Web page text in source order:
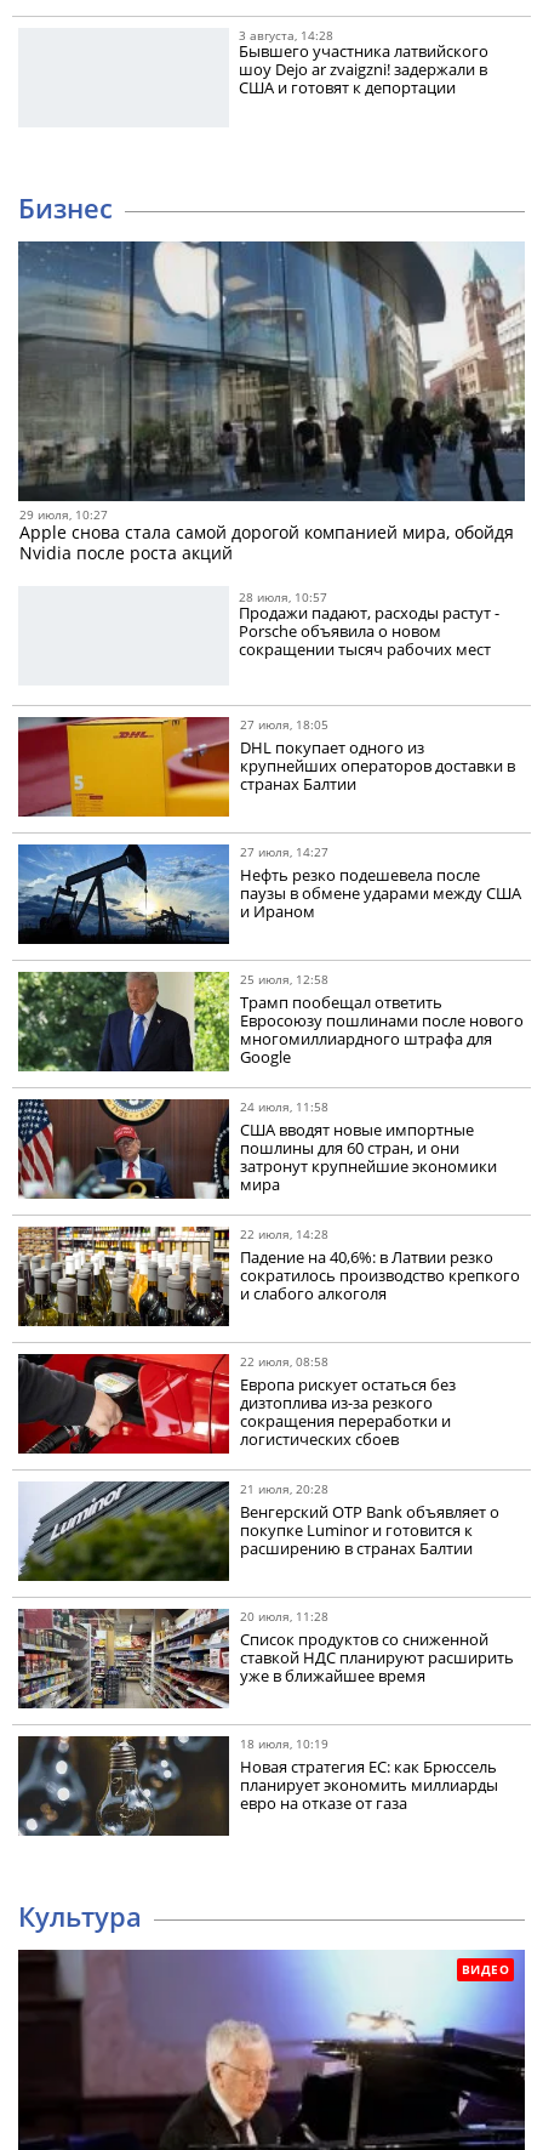
3 августа, 14:28
Бывшего участника латвийского
шоу Dejo ar zvaigzni! задержали в
США и готовят к депортации
Бизнес
29 июля, 10:27
Apple снова стала самой дорогой компанией мира, обойдя
Nvidia после роста акций
28 июля, 10:57
Продажи падают, расходы растут -
Porsche объявила о новом
сокращении тысяч рабочих мест
27 июля, 18:05
DHL покупает одного из
крупнейших операторов доставки в
странах Балтии
27 июля, 14:27
Нефть резко подешевела после
паузы в обмене ударами между США
и Ираном
25 июля, 12:58
Трамп пообещал ответить
Евросоюзу пошлинами после нового
многомиллиардного штрафа для
Google
24 июля, 11:58
США вводят новые импортные
пошлины для 60 стран, и они
затронут крупнейшие экономики
мира
22 июля, 14:28
Падение на 40,6%: в Латвии резко
сократилось производство крепкого
и слабого алкоголя
22 июля, 08:58
Европа рискует остаться без
дизтоплива из-за резкого
сокращения переработки и
логистических сбоев
21 июля, 20:28
Венгерский OTP Bank объявляет о
покупке Luminor и готовится к
расширению в странах Балтии
20 июля, 11:28
Список продуктов со сниженной
ставкой НДС планируют расширить
уже в ближайшее время
18 июля, 10:19
Новая стратегия ЕС: как Брюссель
планирует экономить миллиарды
евро на отказе от газа
Культура
ВИДЕО